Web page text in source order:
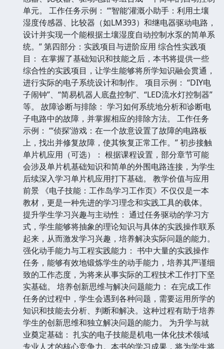
单元。 工作任务示例： “‘智能’灌溉小助手：利用土壤
湿度传感器、比较器（如LM393）和继电器驱动电路，
设计并实现一个能根据土壤湿度自动控制水泵的简单系
统。” 第四部分：实践项目与进阶应用 综合性实践项
目： 在掌握了基础知识和技能之后，本书将提供一些
综合性的实践项目，让学生能够将所学知识融会贯通，
进行实际的电子系统设计和制作。 项目示例： “DIY电
子闹钟”、“简易机器人底盘控制”、“LED流水灯控制器”
等。 故障诊断与排除： 学习如何系统地分析和诊断电
子电路中的故障，并掌握相应的排除方法。 工作任务
示例： “‘侦探’游戏：在一个故意设置了故障的电路板
上，找出并修复故障，使其恢复正常工作。” 初步接触
单片机应用（可选）： 根据课程设置，部分章节可能
会涉及单片机基础知识和简单的外围电路连接，为学生
后续深入学习单片机应用打下基础。 教学价值与应用
前景 《电子技能：工作岛学习工作页》不仅仅是一本
教材，更是一种先进的学习理念和实践工具的载体。
提升学生学习兴趣与主动性： 通过任务驱动的学习方
式，学生能够将抽象的理论知识与具体的实践操作联系
起来，从而激发学习兴趣，培养解决实际问题的能力。
强化动手能力与工程实践能力： 书中大量的实践操作
任务，能够有效地锻炼学生的动手能力，培养其严谨细
致的工作态度，为将来从事实际的工程技术工作打下坚
实基础。 培养创新思维与解决问题能力： 在完成工作
任务的过程中，学生会遇到各种问题，需要运用所学的
知识和技能去分析、判断和解决。这种过程有助于培养
学生的创新思维和独立解决问题的能力。 为升学与就
业奠定基础： 扎实的电子技能是机电一体化技术领域
专业人才的核心竞争力。本书的学习成果，将为学生将